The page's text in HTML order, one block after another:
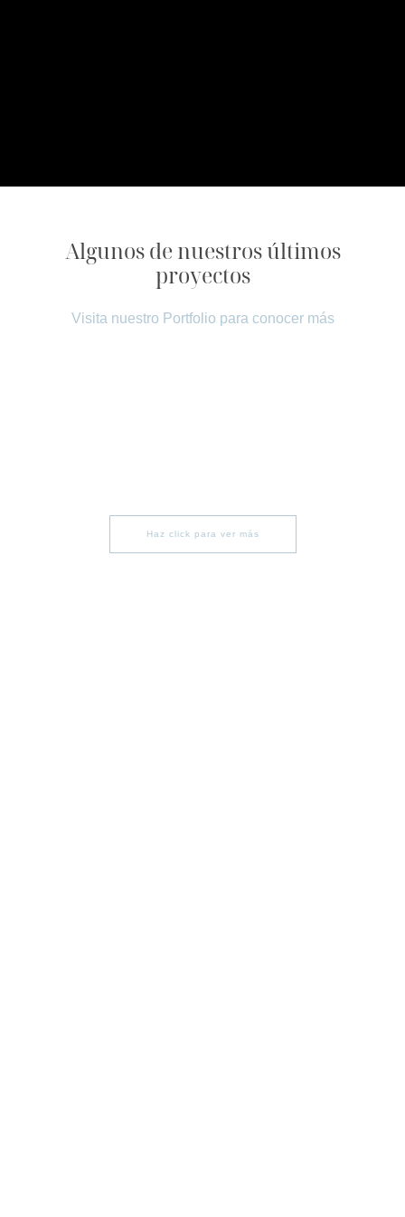
Algunos de nuestros últimos
proyectos
Visita nuestro Portfolio para conocer más
Haz click para ver más